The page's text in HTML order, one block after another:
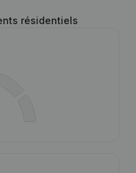
résidentiels